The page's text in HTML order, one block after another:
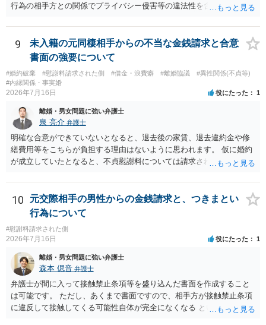
行為の相手方との関係でプライバシー侵害等の違法性を含む行為で
ため、弁護士としては推奨しないことが一般的かと思います。
9
未入籍の元同棲相手からの不当な金銭請求と合意
書面の強要について
#婚約破棄 #慰謝料請求された側 #借金・浪費癖 #離婚協議
#異性関係(不貞等)
#内縁関係・事実婚
2026年7月16日 役にたった 1
離婚・男女問題に強い弁護士
泉 亮介 弁護士
明確な合意ができていないとなると、退去後の家賃、退去違約金や修
繕費用等をこちらが負担する理由はないように思われます。 仮に婚約
が成立していたとなると、不貞慰謝料については請求される可能性が
れば早めに弁護士に相談し、弁護士から回答をさせると良いでしょ
う。
10
元交際相手の男性からの金銭請求と、つきまとい
行為について
#慰謝料請求された側
2026年7月16日 役にたった 1
離婚・男女問題に強い弁護士
森本 偲音 弁護士
弁護士が間に入って接触禁止条項等を盛り込んだ書面を作成すること
は可能です。 ただし、あくまで書面ですので、相手方が接触禁止条項
に違反して接触してくる可能性自体が完全になくなる という訳ではあ